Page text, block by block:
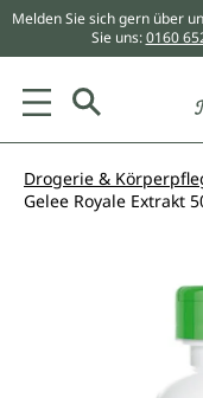
springen
Melden Sie sich gern über
Sie uns:0160
Drogerie &
Gelee Royale Extrakt